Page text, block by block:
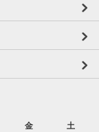
金
土